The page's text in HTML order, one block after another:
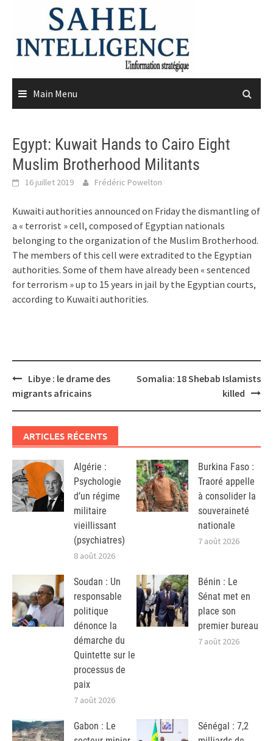
content
Main Menu
Egypt: Kuwait Hands to Cairo Eight
Muslim Brotherhood Militants
16 juillet 2019 Frédéric Powelton
Kuwaiti authorities announced on Friday the dismantling of
a « terrorist » cell, composed of Egyptian nationals
belonging to the organization of the Muslim Brotherhood.
The members of this cell were extradited to the Egyptian
authorities. Some of them have already been « sentenced
for terrorism » up to 15 years in jail by the Egyptian courts,
according to Kuwaiti authorities.
Post
navigation
Libye : le drame des
migrants africains
Somalia: 18 Shebab Islamists
killed
ARTICLES RÉCENTS
Algérie :
Psychologie
d’un régime
militaire
vieillissant
(psychiatres)
8 août 2026
Burkina Faso :
Traoré appelle
à consolider la
souveraineté
nationale
7 août 2026
Soudan : Un
responsable
politique
dénonce la
démarche du
Quintette sur le
processus de
paix
7 août 2026
Bénin : Le
Sénat met en
place son
premier bureau
7 août 2026
Gabon : Le
Sénégal : 7,2